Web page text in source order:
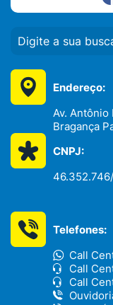
Endereço:
Av. Antônio
Bragança
CNPJ:
Telefones:
Call
Call
Call